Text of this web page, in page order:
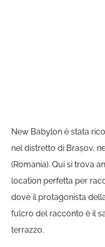
New Babylon è stata
nel distretto di Brașov,
(Romania). Qui si trova
location perfetta per
dove il protagonista
fulcro del racconto è il
terrazzo.